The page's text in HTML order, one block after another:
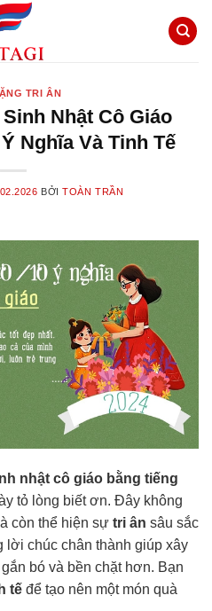
TRI ÂN
Nhật Cô Giáo
Nghĩa Và Tinh Tế
BỞITOÀN TRẦN
nhật cô giáo bằng tiếng
tỏ lòng biết ơn. Đây không
còn thể hiện sự tri ân sâu sắc
chúc chân thành giúp xây
bó và bền chặt hơn. Bạn
tế để tạo nên một món quà